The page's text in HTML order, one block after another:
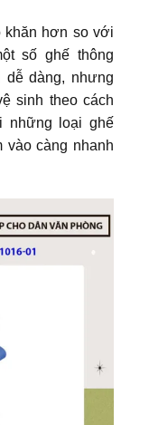
khăn hơn so với
số ghế thông
dàng, nhưng
sinh theo cách
những loại ghế
vào càng nhanh